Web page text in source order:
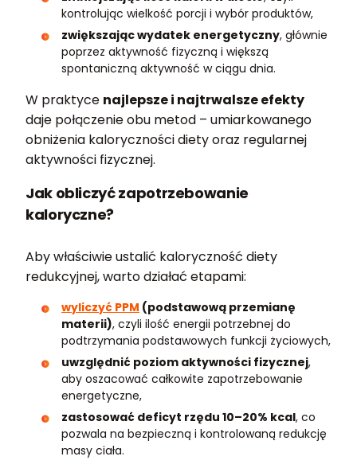
kontrolując wielkość porcji i wybór produktów,
zwiększając wydatek energetyczny, głównie
poprzez aktywność fizyczną i większą
spontaniczną aktywność w ciągu dnia.
W praktyce najlepsze i najtrwalsze efekty
daje połączenie obu metod – umiarkowanego
obniżenia kaloryczności diety oraz regularnej
aktywności fizycznej.
Jak obliczyć zapotrzebowanie
kaloryczne?
Aby właściwie ustalić kaloryczność diety
redukcyjnej, warto działać etapami:
wyliczyć PPM (podstawową przemianę
materii), czyli ilość energii potrzebnej do
podtrzymania podstawowych funkcji życiowych,
uwzględnić poziom aktywności fizycznej,
aby oszacować całkowite zapotrzebowanie
energetyczne,
zastosować deficyt rzędu 10–20% kcal, co
pozwala na bezpieczną i kontrolowaną redukcję
masy ciała.